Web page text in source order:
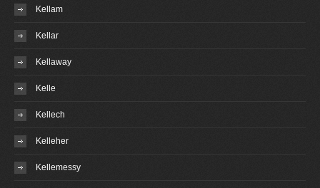
Kellam
Kellar
Kellaway
Kelle
Kellech
Kelleher
Kellemessy